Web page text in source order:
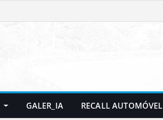
GALER_IA RECALL AUTOMÓVEL